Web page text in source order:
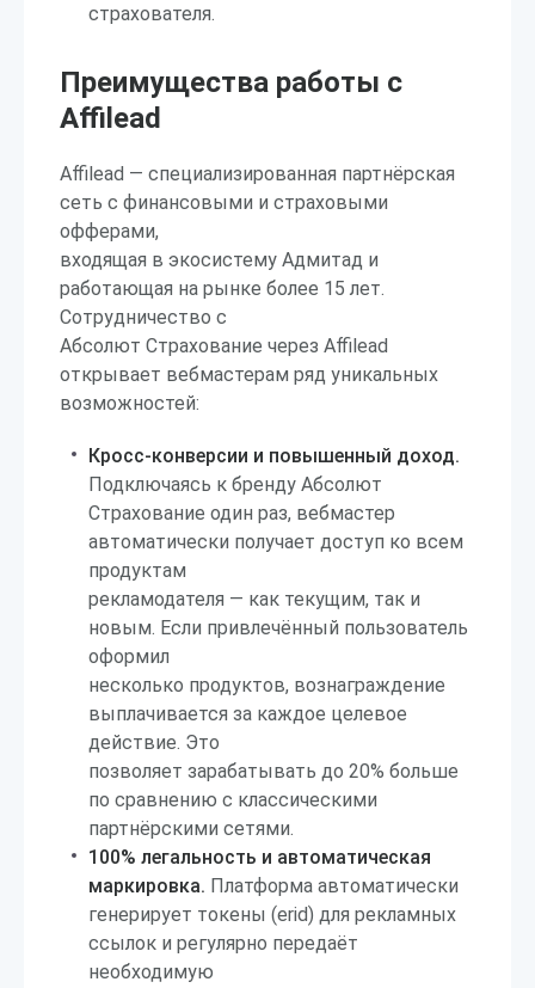
страхователя.
Преимущества работы с
Affilead
Affilead — специализированная партнёрская
сеть с финансовыми и страховыми
офферами,
входящая в экосистему Адмитад и
работающая на рынке более 15 лет.
Сотрудничество с
Абсолют Страхование через Affilead
открывает вебмастерам ряд уникальных
возможностей:
Кросс-конверсии и повышенный доход.
Подключаясь к бренду Абсолют
Страхование один раз, вебмастер
автоматически получает доступ ко всем
продуктам
рекламодателя — как текущим, так и
новым. Если привлечённый пользователь
оформил
несколько продуктов, вознаграждение
выплачивается за каждое целевое
действие. Это
позволяет зарабатывать до 20% больше
по сравнению с классическими
партнёрскими сетями.
100% легальность и автоматическая
маркировка. Платформа автоматически
генерирует токены (erid) для рекламных
ссылок и регулярно передаёт
необходимую